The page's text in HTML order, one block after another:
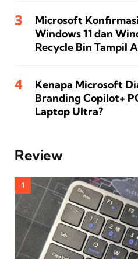
Microsoft
Windows 11 dan
Recycle Bin Tampil
Kenapa Microsoft
Branding Copilot+
Laptop Ultra?
Review